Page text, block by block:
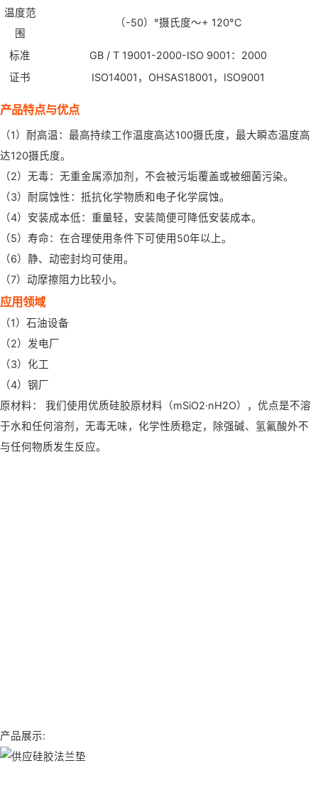
温度范
围
（-50）°摄氏度〜+ 120°C
标准
GB / T 19001-2000-ISO 9001：2000
证书
ISO14001，OHSAS18001，ISO9001
产品特点与优点
（1）耐高温：最高持续工作温度高达100摄氏度，最大瞬态温度高
达120摄氏度。
（2）无毒：无重金属添加剂，不会被污垢覆盖或被细菌污染。
（3）耐腐蚀性：抵抗化学物质和电子化学腐蚀。
（4）安装成本低：重量轻，安装简便可降低安装成本。
（5）寿命：在合理使用条件下可使用50年以上。
（6）静、动密封均可使用。
（7）动摩擦阻力比较小。
应用领域
（1）石油设备
（2）发电厂
（3）化工
（4）钢厂
原材料： 我们使用优质硅胶原材料（mSiO2·nH2O），优点是不溶
于水和任何溶剂，无毒无味，化学性质稳定，除强碱、氢氟酸外不
与任何物质发生反应。
产品展示: